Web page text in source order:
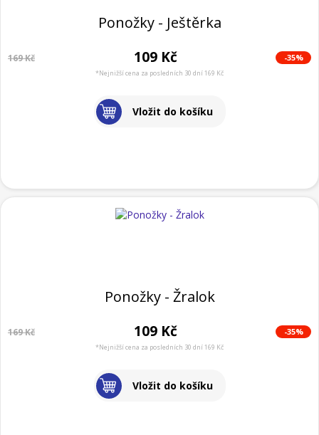
Ponožky - Ještěrka
169 Kč 109 Kč -35%
*Nejnižší cena za posledních 30 dní 169 Kč
Vložit do košíku
Ponožky - Žralok
169 Kč 109 Kč -35%
*Nejnižší cena za posledních 30 dní 169 Kč
Vložit do košíku